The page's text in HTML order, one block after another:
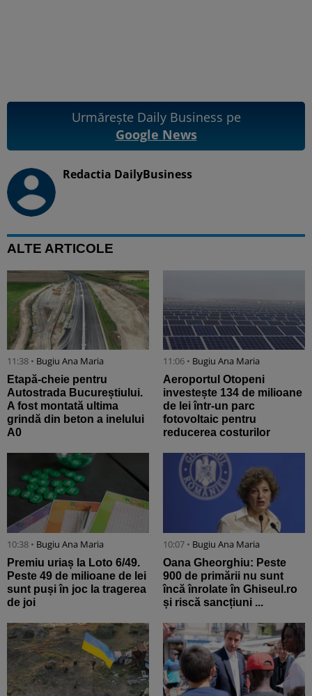
Urmărește Daily Business pe
Google News
Redactia DailyBusiness
ALTE ARTICOLE
11:38 • Bugiu ⁠Ana Maria
Etapă-cheie pentru
Autostrada Bucureștiului.
A fost montată ultima
grindă din beton a inelului
A0
11:06 • Bugiu ⁠Ana Maria
Aeroportul Otopeni
investește 134 de milioane
de lei într-un parc
fotovoltaic pentru
reducerea costurilor
10:38 • Bugiu ⁠Ana Maria
Premiu uriaș la Loto 6/49.
Peste 49 de milioane de lei
sunt puși în joc la tragerea
de joi
10:07 • Bugiu ⁠Ana Maria
Oana Gheorghiu: Peste
900 de primării nu sunt
încă înrolate în Ghiseul.ro
și riscă sancțiuni ...